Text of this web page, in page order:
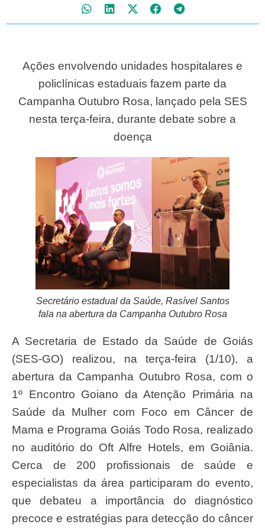
Ações envolvendo unidades hospitalares e
policlínicas estaduais fazem parte da
Campanha Outubro Rosa, lançado pela SES
nesta terça-feira, durante debate sobre a
doença
Secretário estadual da Saúde, Rasível Santos
fala na abertura da Campanha Outubro Rosa
A Secretaria de Estado da Saúde de Goiás
(SES-GO) realizou, na terça-feira (1/10), a
abertura da Campanha Outubro Rosa, com o
1º Encontro Goiano da Atenção Primária na
Saúde da Mulher com Foco em Câncer de
Mama e Programa Goiás Todo Rosa, realizado
no auditório do Oft Alfre Hotels, em Goiânia.
Cerca de 200 profissionais de saúde e
especialistas da área participaram do evento,
que debateu a importância do diagnóstico
precoce e estratégias para detecção do câncer